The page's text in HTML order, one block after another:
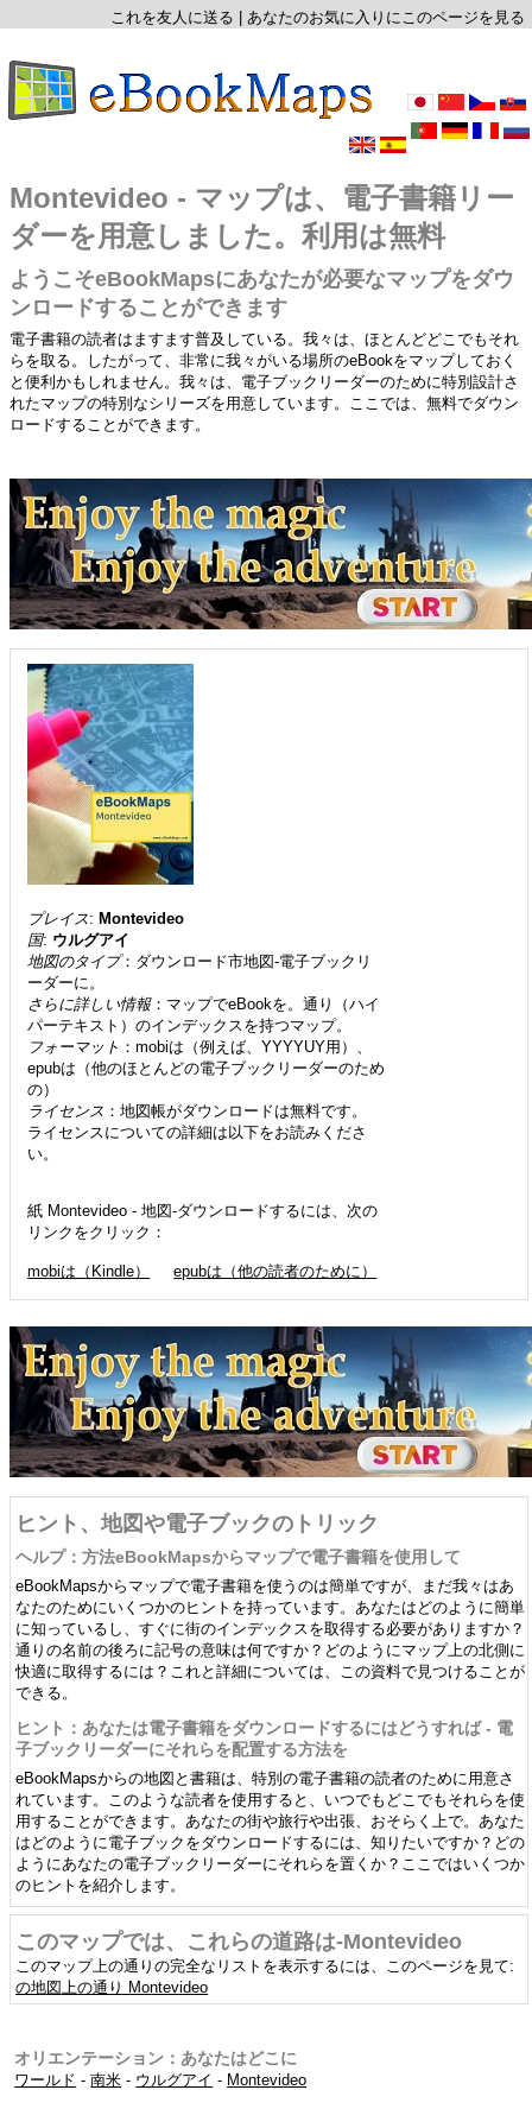
これを友人に送る あなたのお気に入りにこのページを見る
Montevideo - マップは、電子書籍リー
ダーを用意しました。利用は無料
ようこそeBookMapsにあなたが必要なマップをダウ
ンロードすることができます
電子書籍の読者はますます普及している。我々は、ほとんどどこでもそれ
らを取る。したがって、非常に我々がいる場所のeBookをマップしておく
と便利かもしれません。我々は、電子ブックリーダーのために特別設計さ
れたマップの特別なシリーズを用意しています。ここでは、無料でダウン
ロードすることができます。
プレイス: Montevideo
国: ウルグアイ
地図のタイプ：ダウンロード市地図-電子ブックリ
ーダーに。
さらに詳しい情報：マップでeBookを。通り（ハイ
パーテキスト）のインデックスを持つマップ。
フォーマット ：mobiは（例えば、YYYYUY用）、
epubは（他のほとんどの電子ブックリーダーのため
の）
ライセンス ：地図帳がダウンロードは無料です。
ライセンスについての詳細は以下をお読みくださ
い。
紙 Montevideo - 地図-ダウンロードするには、次の
リンクをクリック：
mobiは（Kindle） epubは（他の読者のために）
ヒント、地図や電子ブックのトリック
ヘルプ：方法eBookMapsからマップで電子書籍を使用して
eBookMapsからマップで電子書籍を使うのは簡単ですが、まだ我々はあ
なたのためにいくつかのヒントを持っています。あなたはどのように簡単
に知っているし、すぐに街のインデックスを取得する必要がありますか？
通りの名前の後ろに記号の意味は何ですか？どのようにマップ上の北側に
快適に取得するには？これと詳細については、この資料で見つけることが
できる。
ヒント：あなたは電子書籍をダウンロードするにはどうすれば - 電
子ブックリーダーにそれらを配置する方法を
eBookMapsからの地図と書籍は、特別の電子書籍の読者のために用意さ
れています。このような読者を使用すると、いつでもどこでもそれらを使
用することができます。あなたの街や旅行や出張、おそらく上で。あなた
はどのように電子ブックをダウンロードするには、知りたいですか？どの
ようにあなたの電子ブックリーダーにそれらを置くか？ここではいくつか
のヒントを紹介します。
このマップでは、これらの道路は-Montevideo
このマップ上の通りの完全なリストを表示するには、このページを見て:
の地図上の通り Montevideo
オリエンテーション：あなたはどこに
ワールド -南米 - ウルグアイ - Montevideo